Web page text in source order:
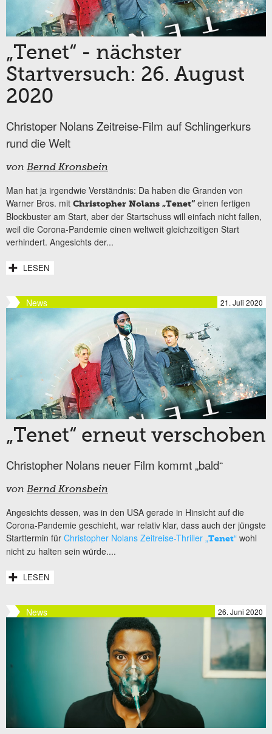
„Tenet“ - nächster
Startversuch: 26. August
2020
Christoper Nolans Zeitreise-Film auf Schlingerkurs
rund die Welt
von Bernd Kronsbein
Man hat ja irgendwie Verständnis: Da haben die Granden von
Warner Bros. mit Christopher Nolans „Tenet“ einen fertigen
Blockbuster am Start, aber der Startschuss will einfach nicht fallen,
weil die Corona-Pandemie einen weltweit gleichzeitigen Start
verhindert. Angesichts der...
LESEN
News 21. Juli 2020
„Tenet“ erneut verschoben
Christopher Nolans neuer Film kommt „bald“
von Bernd Kronsbein
Angesichts dessen, was in den USA gerade in Hinsicht auf die
Corona-Pandemie geschieht, war relativ klar, dass auch der jüngste
Starttermin für Christopher Nolans Zeitreise-Thriller „Tenet“ wohl
nicht zu halten sein würde....
LESEN
News 26. Juni 2020